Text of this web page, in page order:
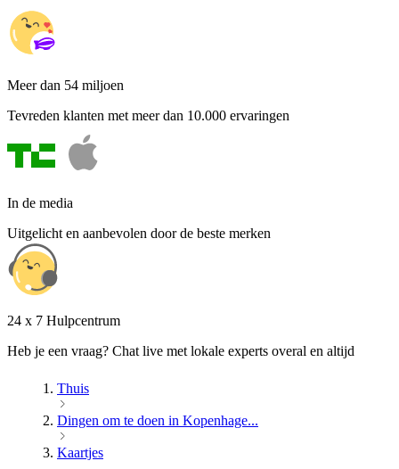
Meer dan 54 miljoen
Tevreden klanten met meer dan 10.000 ervaringen
In de media
Uitgelicht en aanbevolen door de beste merken
24 x 7 Hulpcentrum
Heb je een vraag? Chat live met lokale experts overal en altijd
Thuis
Dingen om te doen in Kopenhage...
Kaartjes